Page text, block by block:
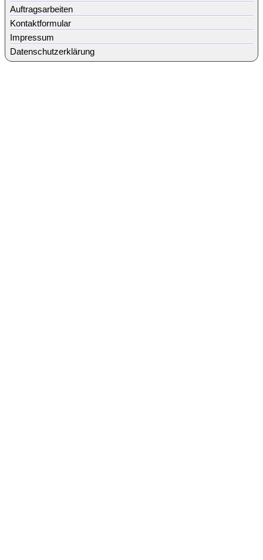
Auftragsarbeiten
Kontaktformular
Impressum
Datenschutzerklärung